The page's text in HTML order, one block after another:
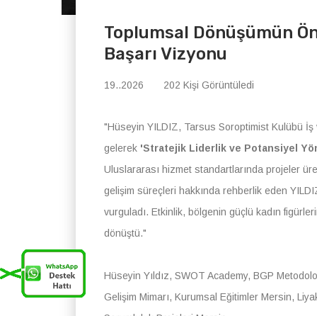
Toplumsal Dönüşümün
Başarı Vizyonu
19..2026 202 Kişi Görüntüledi
"Hüseyin YILDIZ, Tarsus Soroptimist Kulübü İş
gelerek 'Stratejik Liderlik ve Potansiyel
Uluslararası hizmet standartlarında projeler
gelişim süreçleri hakkında rehberlik eden
vurguladı. Etkinlik, bölgenin güçlü kadın
dönüştü."
Hüseyin Yıldız, SWOT Academy, BGP
Gelişim Mimarı, Kurumsal Eğitimler Mersin,